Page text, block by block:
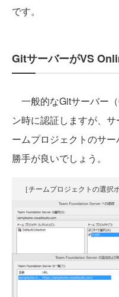
です。
GitサーバーがVS
一般的なGitサーバー
ン時に認証しますが、
ームプロジェクトのサ
勝手が良いでしょう。
［チームプロジェクトの選